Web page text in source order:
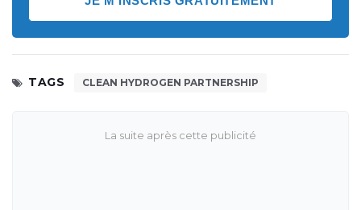
TAGS CLEAN HYDROGEN PARTNERSHIP